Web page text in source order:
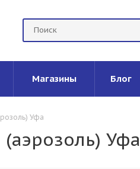
Магазины Блог
Уфа
Уфа